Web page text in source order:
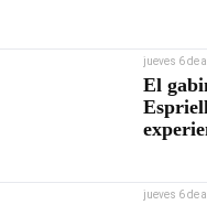
jueves 6 de
El
jueves 6 de